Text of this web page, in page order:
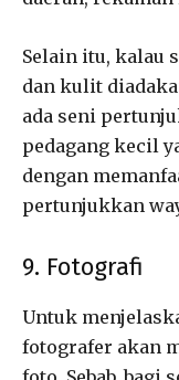
Selain itu, kalau
dan kulit
ada seni
pedagang kecil
dengan
pertunjukkan
9. Fotografi
Untuk
fotografer akan